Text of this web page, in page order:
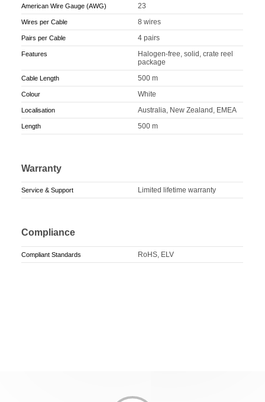
American Wire Gauge (AWG) 23
Wires per Cable 8 wires
Pairs per Cable 4 pairs
Features
Halogen-free, solid, crate reel
package
Cable Length 500 m
Colour White
Localisation Australia, New Zealand, EMEA
Length 500 m
Warranty
Service & Support Limited lifetime warranty
Compliance
Compliant Standards RoHS, ELV